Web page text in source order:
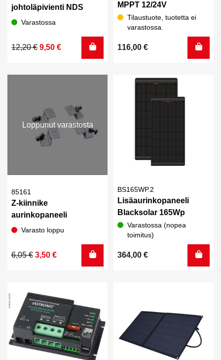
johtoläpivienti NDS
Varastossa
12,20€
Alkuperäinen
9,50 €
Nykyinen
MPPT 12/24V
Tilaustuote, tuotetta ei
varastossa.
116,00 €
Loppunut varastosta
85161
Z-kiinnike
aurinkopaneeli
Varasto loppu
6,05€
Alkuperäinen
3,50 €
Nykyinen
BS165WP.2
Lisäaurinkopaneeli
Blacksolar 165Wp
Varastossa (nopea
toimitus)
364,00 €